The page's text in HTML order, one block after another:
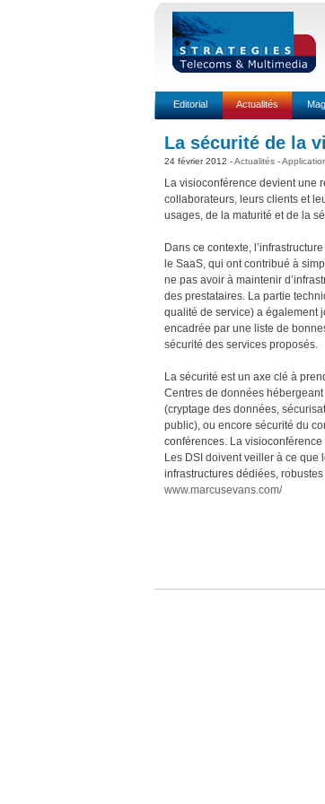
Editorial Actualités
La sécurité de la
24 février 2012 -Actualités-
La visioconférence devient une
collaborateurs, leurs clients et
usages, de la maturité et de la
Dans ce contexte,
le SaaS, qui ont contribué à
ne pas avoir à maintenir
des prestataires. La partie
qualité de service) a également
encadrée par une liste de
sécurité des services proposés.
La sécurité est un axe clé à
Centres de données
(cryptage des données,
public), ou encore sécurité du
conférences. La
Les DSI doivent veiller à ce que
infrastructures dédiées,
www.marcusevans.com/